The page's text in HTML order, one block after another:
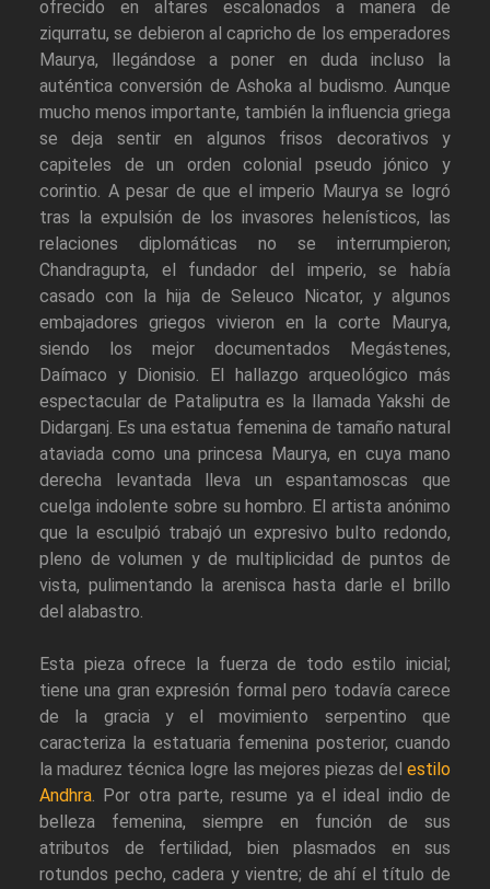
ofrecido en altares escalonados a manera de
ziqurratu, se debieron al capricho de los emperadores
Maurya, llegándose a poner en duda incluso la
auténtica conversión de Ashoka al budismo. Aunque
mucho menos importante, también la influencia griega
se deja sentir en algunos frisos decorativos y
capiteles de un orden colonial pseudo jónico y
corintio. A pesar de que el imperio Maurya se logró
tras la expulsión de los invasores helenísticos, las
relaciones diplomáticas no se interrumpieron;
Chandragupta, el fundador del imperio, se había
casado con la hija de Seleuco Nicator, y algunos
embajadores griegos vivieron en la corte Maurya,
siendo los mejor documentados Megástenes,
Daímaco y Dionisio. El hallazgo arqueológico más
espectacular de Pataliputra es la llamada Yakshi de
Didarganj. Es una estatua femenina de tamaño natural
ataviada como una princesa Maurya, en cuya mano
derecha levantada lleva un espantamoscas que
cuelga indolente sobre su hombro. El artista anónimo
que la esculpió trabajó un expresivo bulto redondo,
pleno de volumen y de multiplicidad de puntos de
vista, pulimentando la arenisca hasta darle el brillo
del alabastro.
Esta pieza ofrece la fuerza de todo estilo inicial;
tiene una gran expresión formal pero todavía carece
de la gracia y el movimiento serpentino que
caracteriza la estatuaria femenina posterior, cuando
la madurez técnica logre las mejores piezas del estilo
Andhra. Por otra parte, resume ya el ideal indio de
belleza femenina, siempre en función de sus
atributos de fertilidad, bien plasmados en sus
rotundos pecho, cadera y vientre; de ahí el título de